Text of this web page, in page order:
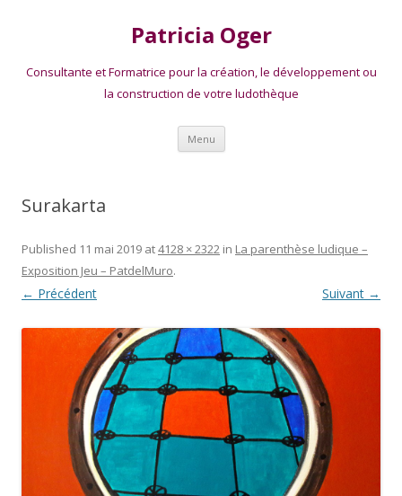
Patricia Oger
Consultante et Formatrice pour la création, le développement ou
la construction de votre ludothèque
Menu Aller
contenu
Surakarta
Published 11 mai 2019 at4128 × 2322 in La parenthèse ludique –
Exposition Jeu – PatdelMuro.
← Précédent Suivant →